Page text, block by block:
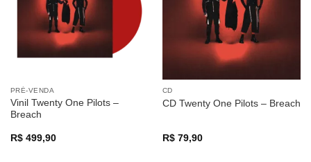
PRÉ-VENDA
Vinil Twenty One Pilots –
Breach
R$499,90
CD
CD Twenty One Pilots – Breach
R$79,90